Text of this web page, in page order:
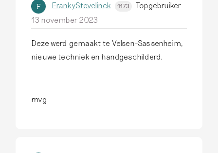
F FrankyStevelinck 1173
Topgebruiker
13 november 2023
Deze werd gemaakt te Velsen-Sassenheim,
nieuwe techniek en handgeschilderd.
mvg